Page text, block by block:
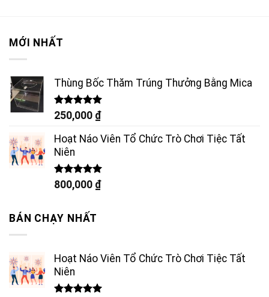
MỚI NHẤT
Thùng Bốc Thăm Trúng Thưởng Bằng Mica
Được xếp
hạng
5 sao
250,000 ₫
Hoạt Náo Viên Tổ Chức Trò Chơi Tiệc Tất
Niên
Được xếp
hạng
800,000 ₫
BÁN CHẠY NHẤT
Hoạt Náo Viên Tổ Chức Trò Chơi Tiệc Tất
Niên